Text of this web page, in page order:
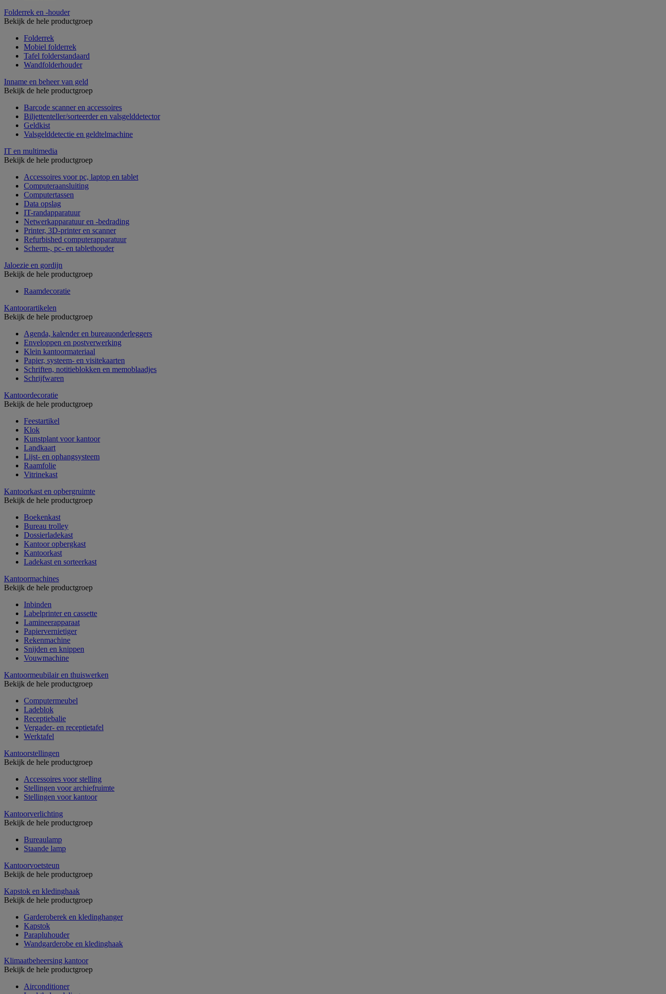
Folderrek en -houder
Bekijk de hele productgroep
Folderrek
Mobiel folderrek
Tafel folderstandaard
Wandfolderhouder
Inname en beheer van geld
Bekijk de hele productgroep
Barcode scanner en accessoires
Biljettenteller/sorteerder en valsgelddetector
Geldkist
Valsgelddetectie en geldtelmachine
IT en multimedia
Bekijk de hele productgroep
Accessoires voor pc, laptop en tablet
Computeraansluiting
Computertassen
Data opslag
IT-randapparatuur
Netwerkapparatuur en -bedrading
Printer, 3D-printer en scanner
Refurbished computerapparatuur
Scherm-, pc- en tablethouder
Jaloezie en gordijn
Bekijk de hele productgroep
Raamdecoratie
Kantoorartikelen
Bekijk de hele productgroep
Agenda, kalender en bureauonderleggers
Enveloppen en postverwerking
Klein kantoormateriaal
Papier, systeem- en visitekaarten
Schriften, notitieblokken en memoblaadjes
Schrijfwaren
Kantoordecoratie
Bekijk de hele productgroep
Feestartikel
Klok
Kunstplant voor kantoor
Landkaart
Lijst- en ophangsysteem
Raamfolie
Vitrinekast
Kantoorkast en opbergruimte
Bekijk de hele productgroep
Boekenkast
Bureau trolley
Dossierladekast
Kantoor opbergkast
Kantoorkast
Ladekast en sorteerkast
Kantoormachines
Bekijk de hele productgroep
Inbinden
Labelprinter en cassette
Lamineerapparaat
Papiervernietiger
Rekenmachine
Snijden en knippen
Vouwmachine
Kantoormeubilair en thuiswerken
Bekijk de hele productgroep
Computermeubel
Ladeblok
Receptiebalie
Vergader- en receptietafel
Werktafel
Kantoorstellingen
Bekijk de hele productgroep
Accessoires voor stelling
Stellingen voor archiefruimte
Stellingen voor kantoor
Kantoorverlichting
Bekijk de hele productgroep
Bureaulamp
Staande lamp
Kantoorvoetsteun
Bekijk de hele productgroep
Kapstok en kledinghaak
Bekijk de hele productgroep
Garderoberek en kledinghanger
Kapstok
Parapluhouder
Wandgarderobe en kledinghaak
Klimaatbeheersing kantoor
Bekijk de hele productgroep
Airconditioner